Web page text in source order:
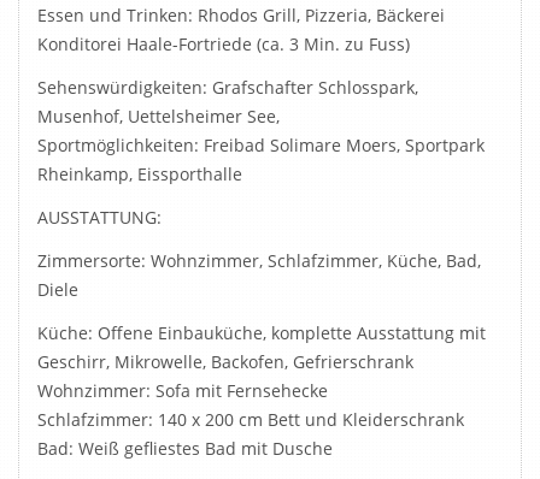
Essen und Trinken: Rhodos Grill, Pizzeria, Bäckerei
Konditorei Haale-Fortriede (ca. 3 Min. zu Fuss)
Sehenswürdigkeiten: Grafschafter Schlosspark,
Musenhof, Uettelsheimer See,
Sportmöglichkeiten: Freibad Solimare Moers, Sportpark
Rheinkamp, Eissporthalle
AUSSTATTUNG:
Zimmersorte: Wohnzimmer, Schlafzimmer, Küche, Bad,
Diele
Küche: Offene Einbauküche, komplette Ausstattung mit
Geschirr, Mikrowelle, Backofen, Gefrierschrank
Wohnzimmer: Sofa mit Fernsehecke
Schlafzimmer: 140 x 200 cm Bett und Kleiderschrank
Bad: Weiß gefliestes Bad mit Dusche